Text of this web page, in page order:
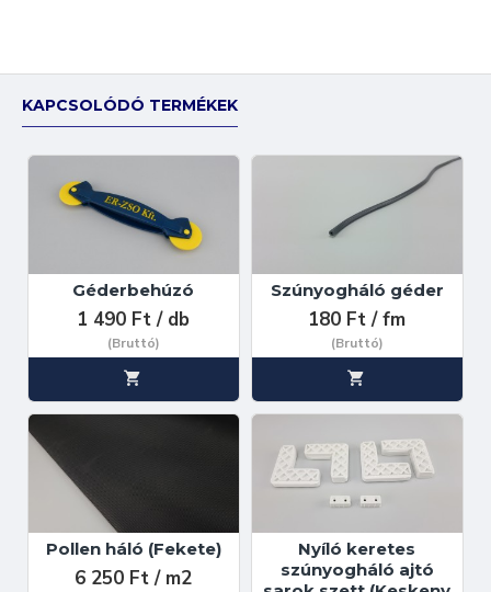
KAPCSOLÓDÓ TERMÉKEK
Géderbehúzó
1 490 Ft / db
(Bruttó)
Szúnyogháló géder
180 Ft / fm
(Bruttó)
Pollen háló (Fekete)
6 250 Ft / m2
Nyíló keretes
szúnyogháló ajtó